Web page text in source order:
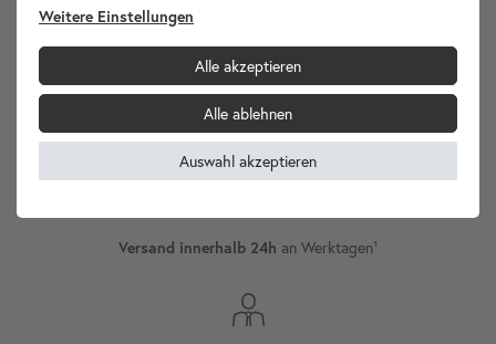
Ihr Spezialist für Waschbecken Unikate!
InternationalerVersand
Versand innerhalb 24h an Werktagen¹
Weitere Einstellungen
Alle akzeptieren
Alle ablehnen
Auswahl akzeptieren